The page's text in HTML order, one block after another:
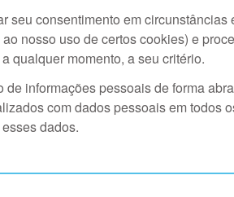
seu consentimento em
nosso uso de certos cookies) e
qualquer momento, a seu critério.
de informações pessoais de forma
com dados pessoais em todos
dados.